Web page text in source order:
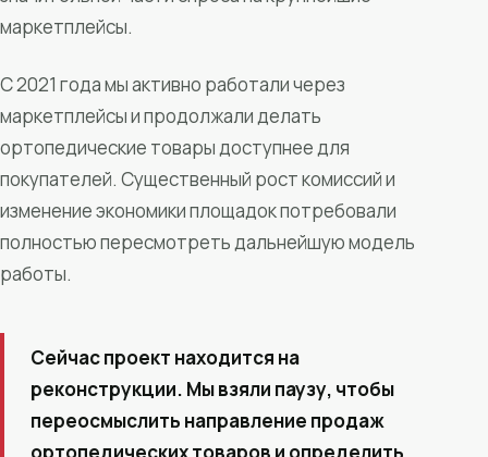
маркетплейсы.
С 2021 года мы активно работали через
маркетплейсы и продолжали делать
ортопедические товары доступнее для
покупателей. Существенный рост комиссий и
изменение экономики площадок потребовали
полностью пересмотреть дальнейшую модель
работы.
Сейчас проект находится на
реконструкции. Мы взяли паузу, чтобы
переосмыслить направление продаж